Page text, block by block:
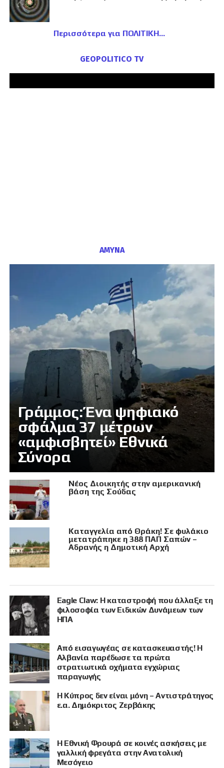
Περισσότερα για ΠΟΛΙΤΙΚΗ
GEOPOLITICO TV
ΑΜΥΝΑ
Γράμμος: Ένα ψηφιακό
σφάλμα 37 μέτρων
«αμφισβητεί» Εθνικά
Σύνορα
Νέος Διοικητής στην αμερικανική
βάση της Σούδας
Καταγγελία από Θράκη! Σε φυλάκιο
μετατράπηκε η 388 ΠΑΠ Σαπών –
Αδρανής η Δημοτική Αρχή
Eagle Claw: Η καταστροφή που άλλαξε τη
φιλοσοφία των Ειδικών Δυνάμεων των
ΗΠΑ
Από εισαγωγέας σε κατασκευαστής! Η
Αλβανία παρέδωσε τα πρώτα
στρατιωτικά οχήματα εγχώριας
παραγωγής
Η Κύπρος δεν είναι μόνη – Αντιστράτηγος
ε.α. Δημόκριτος Ζερβάκης
Η Εθνική Φρουρά σε κοινές ασκήσεις με
γαλλική φρεγάτα στην Ανατολική
Μεσόγειο